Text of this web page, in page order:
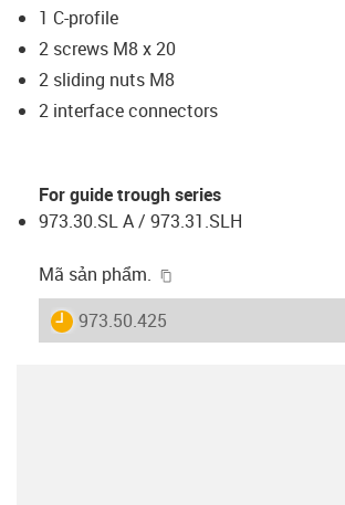
1 C-profile
2 screws M8 x 20
2 sliding nuts M8
2 interface connectors
For guide trough series
973.30.SL A / 973.31.SLH
Mã sản phẩm.
igus-icon-lieferzeit
973.50.425